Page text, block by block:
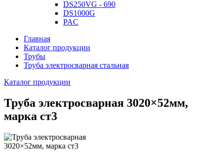
DS250VG - 690
DS1000G
PAC
Главная
Каталог продукции
Трубы
Труба электросварная стальная
Каталог продукции
Труба электросварная 3020×52мм,
марка ст3